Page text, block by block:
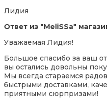
Лидия
Ответ из "MeliSSa"
Уважаемая Лидия!
Большое спасибо за ваш
вы остались довольны
Мы всегда стараемся
быстрыми доставками,
приятными сюрпризами!